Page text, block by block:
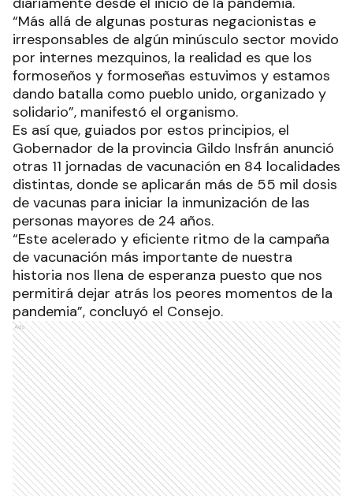
“Más allá de algunas posturas negacionistas e
irresponsables de algún minúsculo sector movido
por internes mezquinos, la realidad es que los
formoseños y formoseñas estuvimos y estamos
dando batalla como pueblo unido, organizado y
solidario”, manifestó el organismo.
Es así que, guiados por estos principios, el
Gobernador de la provincia Gildo Insfrán anunció
otras 11 jornadas de vacunación en 84 localidades
distintas, donde se aplicarán más de 55 mil dosis
de vacunas para iniciar la inmunización de las
personas mayores de 24 años.
“Este acelerado y eficiente ritmo de la campaña
de vacunación más importante de nuestra
historia nos llena de esperanza puesto que nos
permitirá dejar atrás los peores momentos de la
pandemia”, concluyó el Consejo.
Ads